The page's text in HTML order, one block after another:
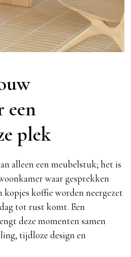
een
plek
alleen een meubelstuk; het is
waar gesprekken
kopjes koffie worden neergezet
tot rust komt. Een
deze momenten samen
tijdloze design en